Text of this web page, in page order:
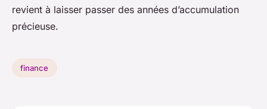
revient à laisser passer des années d’accumulation
précieuse.
finance